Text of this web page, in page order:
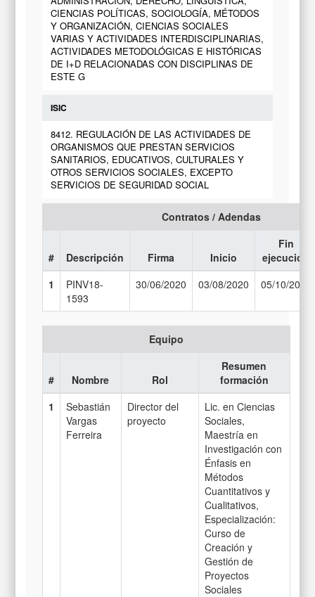
CIENCIAS POLÍTICAS, SOCIOLOGÍA, MÉTODOS
Y ORGANIZACIÓN, CIENCIAS SOCIALES
VARIAS Y ACTIVIDADES INTERDISCIPLINARIAS,
ACTIVIDADES METODOLÓGICAS E HISTÓRICAS
DE I+D RELACIONADAS CON DISCIPLINAS DE
ESTE G
ISIC
8412. REGULACIÓN DE LAS ACTIVIDADES DE
ORGANISMOS QUE PRESTAN SERVICIOS
SANITARIOS, EDUCATIVOS, CULTURALES Y
OTROS SERVICIOS SOCIALES, EXCEPTO
SERVICIOS DE SEGURIDAD SOCIAL
Contratos / Adendas
# Descripción Firma Inicio
Fin
ejecución
1
PINV18-
1593
30/06/2020 03/08/2020 05/10/2021
Equipo
# Nombre Rol
Resumen
formación
1
Sebastián
Vargas
Ferreira
Director del
proyecto
Lic. en Ciencias
Sociales,
Maestría en
Investigación con
Énfasis en
Métodos
Cuantitativos y
Cualitativos,
Especialización:
Curso de
Creación y
Gestión de
Proyectos
Sociales